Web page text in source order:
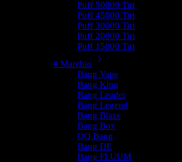
Puff 50000 Tiri
Puff 45000 Tiri
Puff 30000 Tiri
Puff 20000 Tiri
Puff 15000 Tiri
# Marchio
Bang Vape
Bang King
Bang Leader
Bang Legend
Bang Blaze
Bang Box
QQ Bang
Bang DE
Bang FLUUM